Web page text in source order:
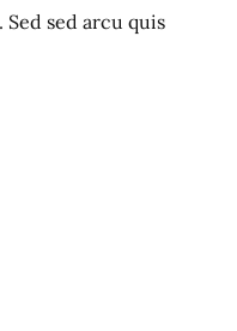
sed arcu quis